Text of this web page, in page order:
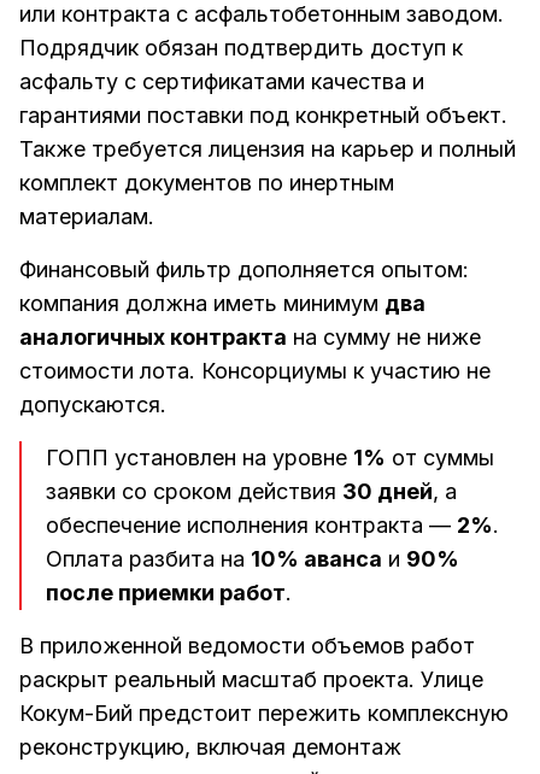
или контракта с асфальтобетонным заводом.
Подрядчик обязан подтвердить доступ к
асфальту с сертификатами качества и
гарантиями поставки под конкретный объект.
Также требуется лицензия на карьер и полный
комплект документов по инертным
материалам.
Финансовый фильтр дополняется опытом:
компания должна иметь минимум два
аналогичных контракта на сумму не ниже
стоимости лота. Консорциумы к участию не
допускаются.
ГОПП установлен на уровне 1% от суммы
заявки со сроком действия 30 дней, а
обеспечение исполнения контракта — 2%.
Оплата разбита на 10% аванса и 90%
после приемки работ.
В приложенной ведомости объемов работ
раскрыт реальный масштаб проекта. Улице
Кокум-Бий предстоит пережить комплексную
реконструкцию, включая демонтаж